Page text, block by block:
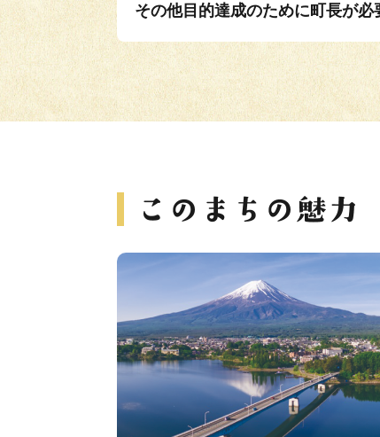
その他目的達成のために町長が必